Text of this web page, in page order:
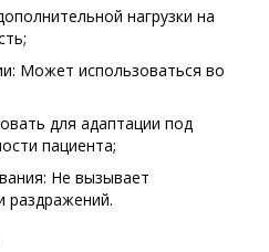
нагрузки на
Может использоваться во
для адаптации под
пациента;
Не вызывает
раздражений.